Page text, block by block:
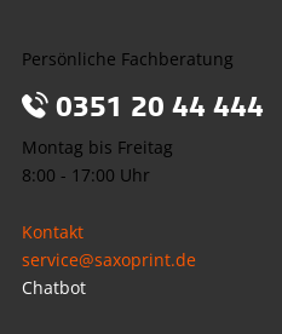
Persönliche Fachberatung
0351 20 44 444
Montag bis Freitag
8:00 - 17:00 Uhr
Kontakt
service@saxoprint.de
Chatbot